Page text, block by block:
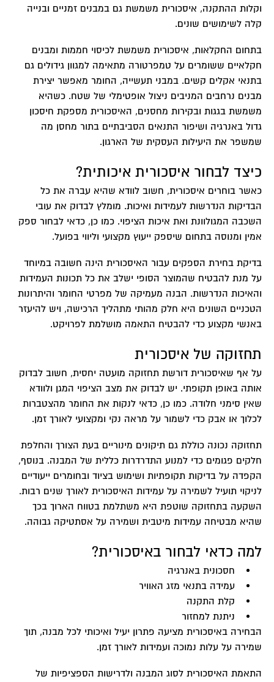
וקלות ההתקנה, איסכורית משמשת גם במבנים זמניים ובנייה
קלה לשימושים שונים.
בתחום החקלאות, איסכורית משמשת לכיסוי חממות ומבנים
חקלאיים ששומרים על טמפרטורה מתאימה למגוון גידולים גם
בתנאי אקלים קשים. במבני תעשייה, החומר מאפשר יצירת
מבנים נרחבים המניבים ניצול אופטימלי של שטח. כשהיא
משמשת בגגות ובקירות מחסנים, האיסכורית מספקת חיסכון
גדול באנרגיה ושיפור התנאים הסביבתיים בתור מחסן מה
שמשפר את היעילות העסקית של הארגון.
כיצד לבחור איסכורית איכותית?
כאשר בוחרים איסכורית, חשוב לוודא שהיא עברה את כל
הבדיקות הנדרשות לעמידות ואיכות. מומלץ לבדוק את עובי
השכבה המגולוונת ואת איכות הציפוי. כמו כן, כדאי לבחור ספק
אמין ומנוסה בתחום שיספק ייעוץ מקצועי וליווי בפועל.
בדיקת בחירת הספקים עבור האיסכורית הינה חשובה במיוחד
על מנת להבטיח שהמוצר הסופי ישלב את כל תכונות העמידות
והאיכות הנדרשות. הבנה מעמיקה של מפרטי החומר והיתרונות
הטכניים השונים היא חלק מהותי מתהליך הרכישה, ויש להיעזר
באנשי מקצוע כדי להבטיח התאמה מושלמת לפרויקט.
תחזוקה של איסכורית
על אף שאיסכורית דורשת תחזוקה מועטה יחסית, חשוב לבדוק
אותה באופן תקופתי. יש לבדוק את מצב הציפוי המגן ולוודא
שאין סימני חלודה. כמו כן, כדאי לנקות את החומר מהצטברות
לכלוך או אבק כדי לשמור על מראה נקי ומקצועי לאורך זמן.
תחזוקה נכונה כוללת גם תיקונים מינוריים בעת הצורך והחלפת
חלקים פגומים כדי למנוע התדרדרות כללית של המבנה. בנוסף,
הקפדה על בדיקות תקופתיות ושימוש בציוד ובחומרים ייעודיים
לניקוי תועיל לשמירה על עמידות האיסכורית לאורך שנים רבות.
השקעה בתחזוקה שוטפת היא משתלמת בטווח הארוך בכך
שהיא מבטיחה עמידות מיטבית ושמירה על אסתטיקה גבוהה.
למה כדאי לבחור באיסכורית?
חסכונית באנרגיה
עמידה בתנאי מזג האוויר
קלת התקנה
ניתנת למחזור
הבחירה באיסכורית מציעה פתרון יעיל ואיכותי לכל מבנה, תוך
שמירה על עלות נמוכה ועמידות לאורך זמן.
התאמת האיסכורית לסוג המבנה ולדרישות הספציפיות של